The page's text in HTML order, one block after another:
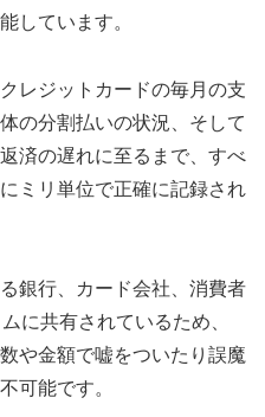
しています。
レジットカードの毎月の支
の分割払いの状況、そして
済の遅れに至るまで、すべ
ミリ単位で正確に記録され
銀行、カード会社、消費者
に共有されているため、
や金額で嘘をついたり誤魔
可能です。